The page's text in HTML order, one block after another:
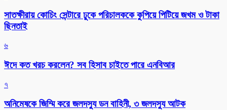
সাতক্ষীরায় কোচিং সেন্টারে ঢুকে পরিচালককে কুপিয়ে পিটিয়ে জখম ও টাকা
ছিনতাই
৬
ঈদে কত খরচ করলেন? সব হিসাব চাইতে পারে এনবিআর
৭
অনিমেষকে জিম্মি করে জলদস্যু ডন বাহিনী, ৩ জলদস্যু আটক